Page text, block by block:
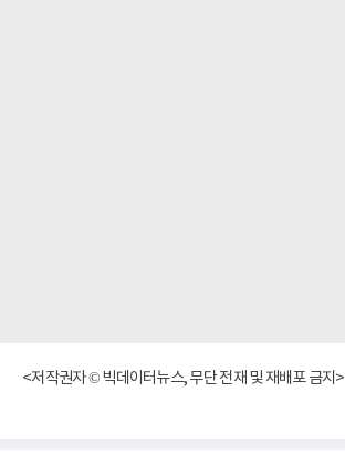
<저작권자 © 빅데이터뉴스, 무단 전재 및 재배포 금지>